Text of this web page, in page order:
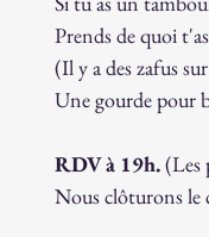
Prends de quoi
(Il y a des zafus
Une gourde pour
RDV à 19h. (Les
Nous clôturons le